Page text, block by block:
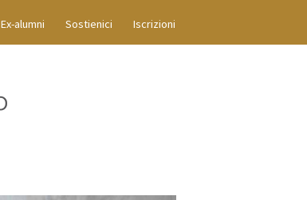
Ex-alumni Sostienici Iscrizioni